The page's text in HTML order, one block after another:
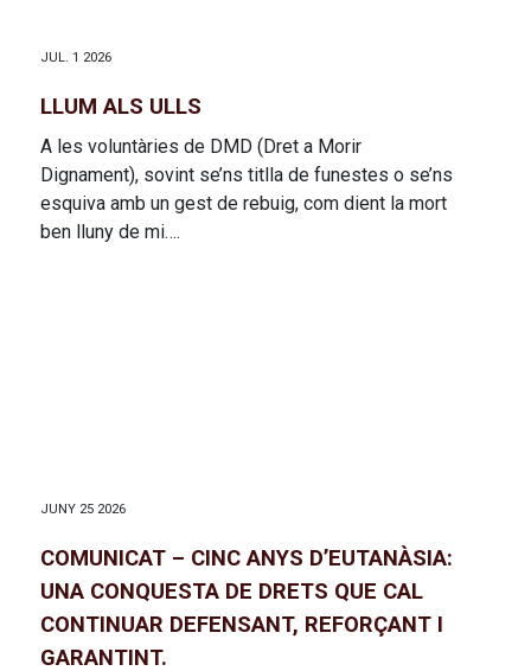
JUL. 1 2026
LLUM ALS ULLS
A les voluntàries de DMD (Dret a Morir
Dignament), sovint se’ns titlla de funestes o se’ns
esquiva amb un gest de rebuig, com dient la mort
ben lluny de mi….
JUNY 25 2026
COMUNICAT – CINC ANYS D’EUTANÀSIA:
UNA CONQUESTA DE DRETS QUE CAL
CONTINUAR DEFENSANT, REFORÇANT I
GARANTINT.